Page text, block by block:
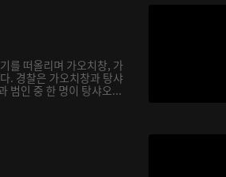
를 떠올리며 가오치창, 가
. 경찰은 가오치창과 탕샤
범인 중 한 명이 탕샤오...